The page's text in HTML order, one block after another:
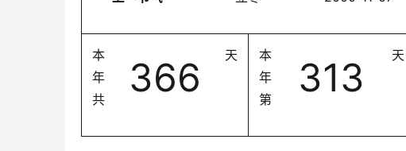
本
年
共
366 天
本
年
第
313 天